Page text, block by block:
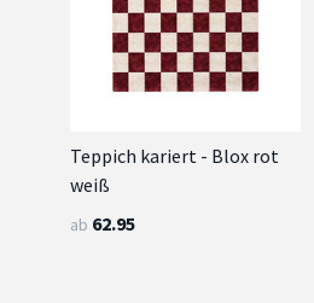
Teppich kariert - Blox rot
weiß
ab 62.95